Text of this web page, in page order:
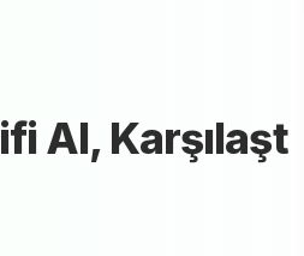
Al, Karşılaştır.